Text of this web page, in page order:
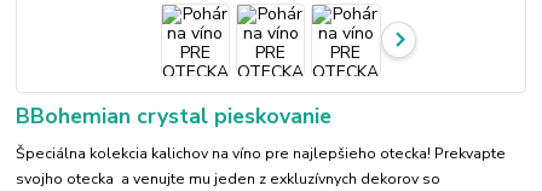
BBohemian crystal pieskovanie
Špeciálna kolekcia kalichov na víno pre najlepšieho otecka! Prekvapte
svojho otecka a venujte mu jeden z exkluzívnych dekorov so